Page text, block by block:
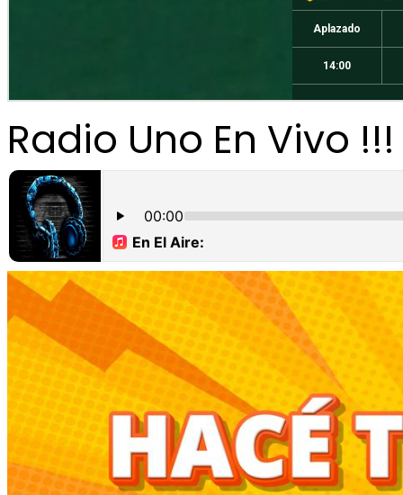
Radio Uno En Vivo !!!